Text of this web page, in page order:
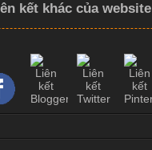
kết khác của website